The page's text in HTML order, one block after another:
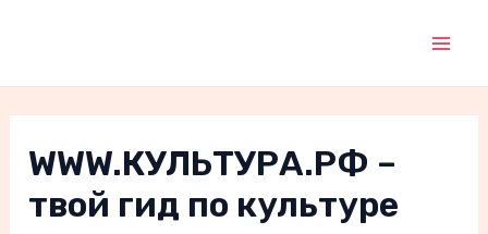
WWW.КУЛЬТУРА.РФ –
твой гид по культуре